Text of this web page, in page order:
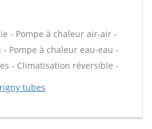
- Pompe à chaleur air-air -
Pompe à chaleur eau-eau -
- Climatisation réversible -
tubes